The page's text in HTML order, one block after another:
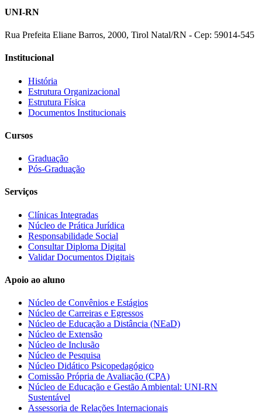
UNI-RN
Rua Prefeita Eliane Barros, 2000, Tirol Natal/RN - Cep: 59014-545
Institucional
História
Estrutura Organizacional
Estrutura Física
Documentos Institucionais
Cursos
Graduação
Pós-Graduação
Serviços
Clínicas Integradas
Núcleo de Prática Jurídica
Responsabilidade Social
Consultar Diploma Digital
Validar Documentos Digitais
Apoio ao aluno
Núcleo de Convênios e Estágios
Núcleo de Carreiras e Egressos
Núcleo de Educação a Distância (NEaD)
Núcleo de Extensão
Núcleo de Inclusão
Núcleo de Pesquisa
Núcleo Didático Psicopedagógico
Comissão Própria de Avaliação (CPA)
Núcleo de Educação e Gestão Ambiental: UNI-RN
Sustentável
Assessoria de Relações Internacionais